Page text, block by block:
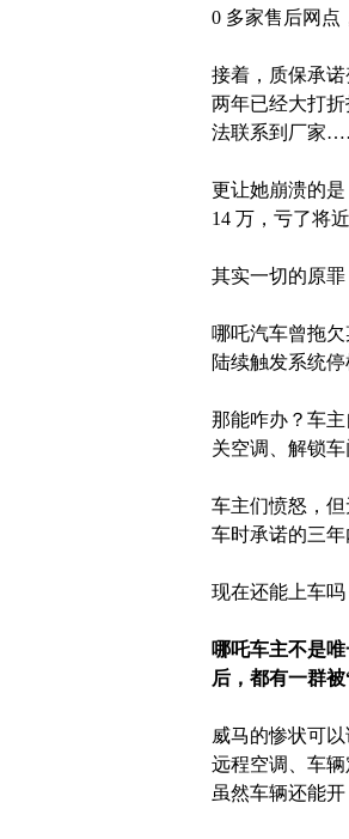
0 多家售后网点
接着，质保承
两年已经大打
法联系到厂家
更让她崩溃的
14 万，亏了将
其实一切的原罪
哪吒汽车曾拖
陆续触发系统停
那能咋办？车
关空调、解锁车
车主们愤怒，
车时承诺的三
现在还能上车吗
哪吒车主不是
后，都有一群被
威马的惨状可
远程空调、车
虽然车辆还能